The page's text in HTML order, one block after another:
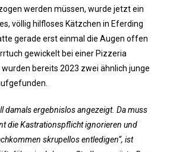
werden müssen, wurde jetzt ein
völlig hilfloses Kätzchen in Eferding
gerade erst einmal die Augen offen
gewickelt bei einer Pizzeria
bereits 2023 zwei ähnlich junge
damals ergebnislos angezeigt. Da muss
die Kastrationspflicht ignorieren und
skrupellos entledigen“, ist